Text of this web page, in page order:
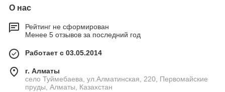
О нас
Рейтинг не сформирован
Менее 5 отзывов за последний год
Работает с 03.05.2014
г. Алматы
село Туймебаева, ул.Алматинская, 220, Первомайские
пруды, Алматы, Казахстан